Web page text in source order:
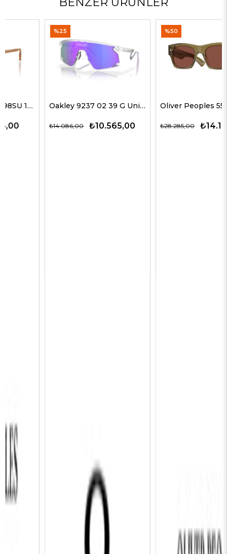
Oakley 9237 02 39 G Unisex Güneş Gözlükleri
₺10.565,00
₺14.086,00
Oliver Peoples 5514SU 1678C5 51 G Unisex Güneş Gözlükleri
₺14.143,00
₺28.285,00